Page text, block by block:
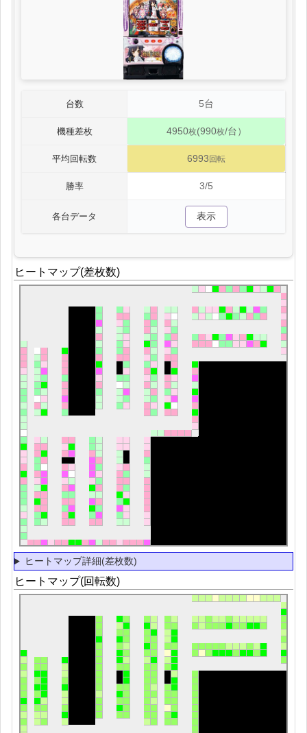
台数 5台
機種差枚 4950枚(990枚/台）
平均回転数 6993 回転
勝率 3/5
各台データ 表示
ヒートマップ(差枚数)
ヒートマップ詳細(差枚数)
ヒートマップ(回転数)